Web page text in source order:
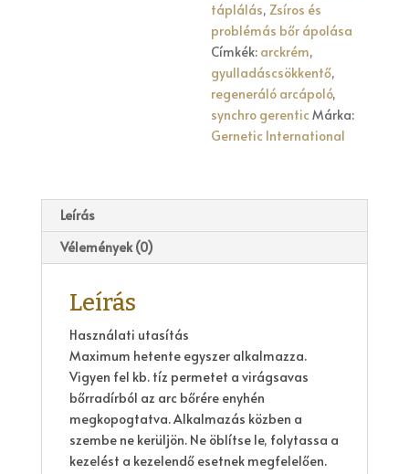
táplálás,Zsíros és
problémás bőr ápolása
Címkék: arckrém,
gyulladáscsökkentő,
regeneráló arcápoló,
synchro gerenticMárka:
Gernetic International
Leírás
Vélemények (0)
Leírás
Használati utasítás
Maximum hetente egyszer alkalmazza.
Vigyen fel kb. tíz permetet a virágsavas
bőrradírból az arc bőrére enyhén
megkopogtatva. Alkalmazás közben a
szembe ne kerüljön. Ne öblítse le, folytassa a
kezelést a kezelendő esetnek megfelelően.